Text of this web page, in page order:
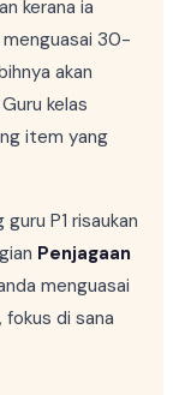
kerana ia
menguasai 30-
akan
kelas
item yang
P1 risaukan
Penjagaan
menguasai
fokus di sana